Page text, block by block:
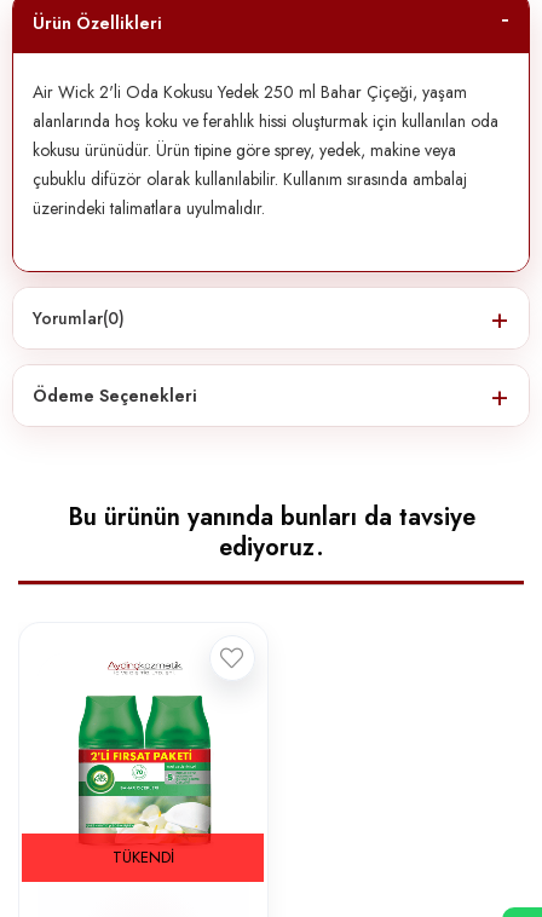
Ürün Özellikleri
Air Wick 2'li Oda Kokusu Yedek 250 ml Bahar Çiçeği, yaşam
alanlarında hoş koku ve ferahlık hissi oluşturmak için kullanılan oda
kokusu ürünüdür. Ürün tipine göre sprey, yedek, makine veya
çubuklu difüzör olarak kullanılabilir. Kullanım sırasında ambalaj
üzerindeki talimatlara uyulmalıdır.
Yorumlar(0)
Ödeme Seçenekleri
Bu ürünün yanında bunları da tavsiye
ediyoruz.
TÜKENDI